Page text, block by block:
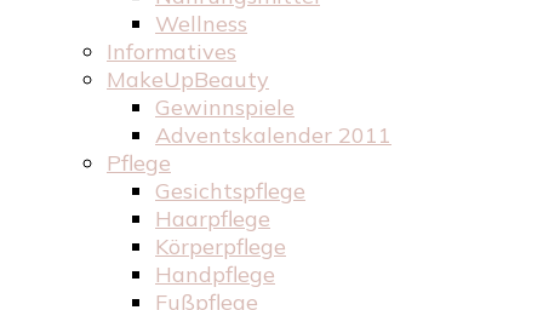
Wellness
Informatives
MakeUpBeauty
Gewinnspiele
Adventskalender 2011
Pflege
Gesichtspflege
Haarpflege
Körperpflege
Handpflege
Fußpflege